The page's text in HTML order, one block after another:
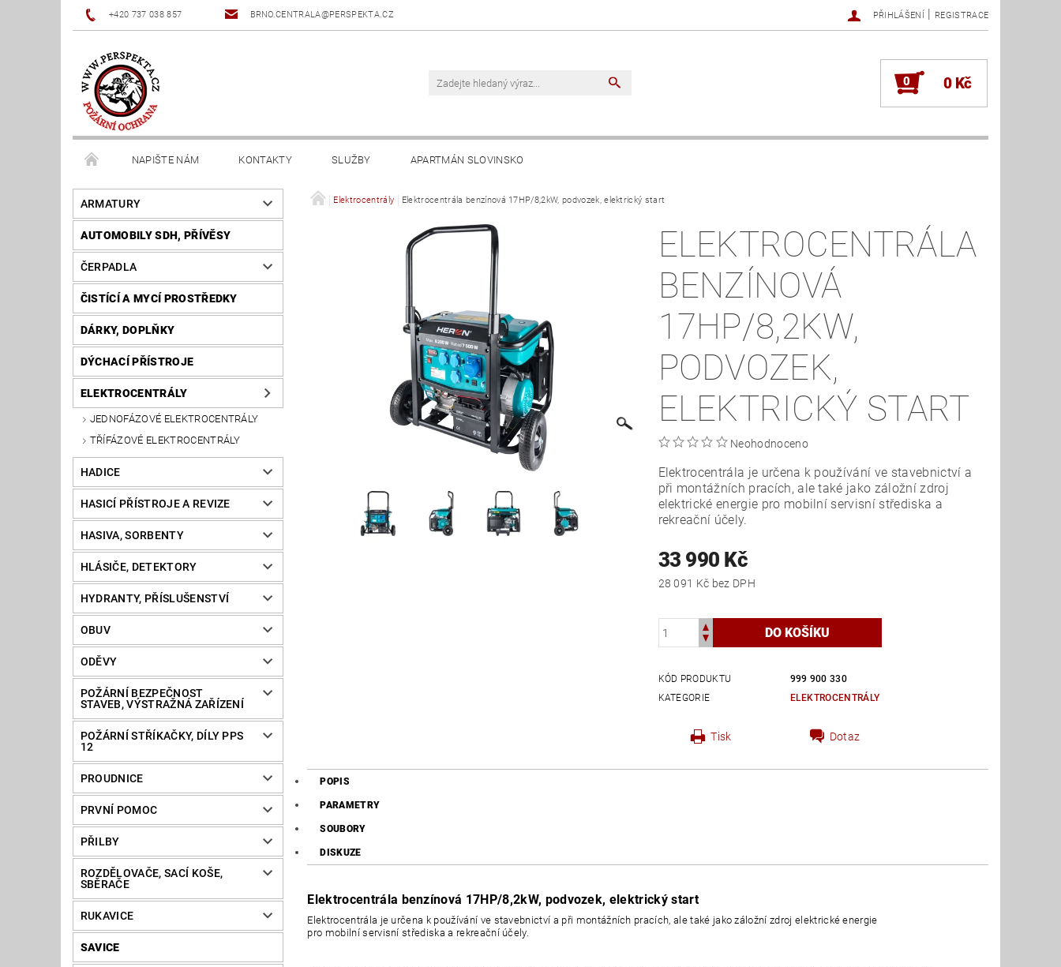
+420 737 038 857 BRNO.CENTRALA@PERSPEKTA.CZ PŘIHLÁŠENÍ | REGISTRACE
0 0 Kč
NAPIŠTE NÁM KONTAKTY SLUŽBY APARTMÁN SLOVINSKO
ARMATURY
AUTOMOBILY SDH, PŘÍVĚSY
ČERPADLA
ČISTÍCÍ A MYCÍ PROSTŘEDKY
DÁRKY, DOPLŇKY
DÝCHACÍ PŘÍSTROJE
ELEKTROCENTRÁLY
JEDNOFÁZOVÉ ELEKTROCENTRÁLY
TŘÍFÁZOVÉ ELEKTROCENTRÁLY
HADICE
HASICÍ PŘÍSTROJE A REVIZE
HASIVA, SORBENTY
HLÁSIČE, DETEKTORY
HYDRANTY, PŘÍSLUŠENSTVÍ
OBUV
ODĚVY
POŽÁRNÍ BEZPEČNOST
STAVEB, VÝSTRAŽNÁ ZAŘÍZENÍ
POŽÁRNÍ STŘÍKAČKY, DÍLY PPS
12
PROUDNICE
PRVNÍ POMOC
PŘILBY
ROZDĚLOVAČE, SACÍ KOŠE,
SBĚRAČE
RUKAVICE
SAVICE
Elektrocentrály Elektrocentrála benzínová 17HP/8,2kW, podvozek, elektrický start
ELEKTROCENTRÁLA
BENZÍNOVÁ
17HP/8,2KW,
PODVOZEK,
ELEKTRICKÝ START
Neohodnoceno
Elektrocentrála je určena k používání ve stavebnictví a
při montážních pracích, ale také jako záložní zdroj
elektrické energie pro mobilní servisní střediska a
rekreační účely.
33 990 Kč
28 091 Kč bez DPH
KÓD PRODUKTU
999 900 330
KATEGORIE
ELEKTROCENTRÁLY
Tisk Dotaz
POPIS
PARAMETRY
SOUBORY
DISKUZE
Elektrocentrála benzínová 17HP/8,2kW, podvozek, elektrický start
Elektrocentrála je určena k používání ve stavebnictví a při montážních pracích, ale také jako záložní zdroj elektrické energie
pro mobilní servisní střediska a rekreační účely.